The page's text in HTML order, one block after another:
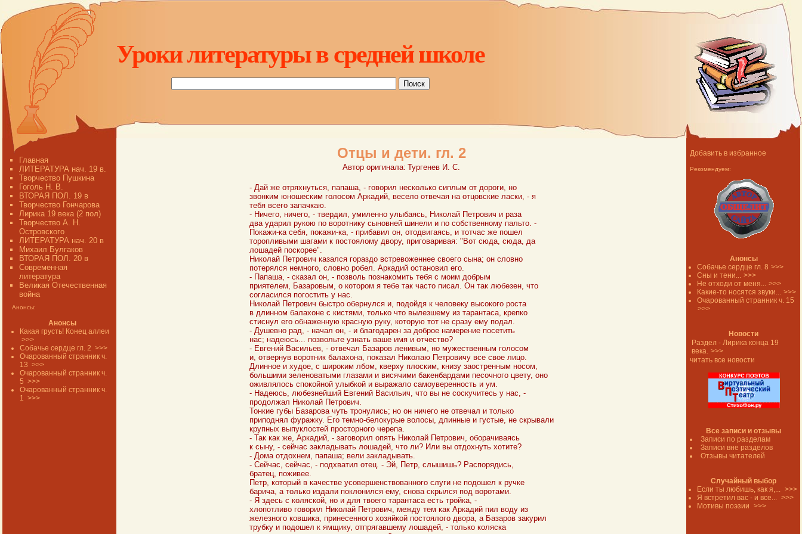
Уроки литературы в средней школе
Добавить в избранное
Рекомендуем:
Анонсы
Собачье сердце гл. 8 >>>
Сны и тени... >>>
Не отходи от меня... >>>
Какие-то носятся звуки... >>>
Очарованный странник ч. 15
>>>
Новости
Раздел - Лирика конца 19
века. >>>
читать все новости
Все записи и отзывы
Записи по разделам
Записи вне разделов
Отзывы читателей
Случайный выбор
Если ты любишь, как я,... >>>
Я встретил вас - и все... >>>
Мотивы поэзии >>>
Главная
ЛИТЕРАТУРА нач. 19 в.
Творчество Пушкина
Гоголь Н. В.
ВТОРАЯ ПОЛ. 19 в
Творчество Гончарова
Лирика 19 века (2 пол)
Творчество А. Н.
Островского
ЛИТЕРАТУРА нач. 20 в
Михаил Булгаков
ВТОРАЯ ПОЛ. 20 в
Современная
литература
Великая Отечественная
война
Анонсы:
Анонсы
Какая грусть! Конец аллеи
>>>
Собачье сердце гл. 2 >>>
Очарованный странник ч.
13 >>>
Очарованный странник ч.
5 >>>
Очарованный странник ч.
1 >>>
Отцы и дети. гл. 2
Автор оригинала: Тургенев И. С.
- Дай же отряхнуться, папаша, - говорил несколько сиплым от дороги, но
звонким юношеским голосом Аркадий, весело отвечая на отцовские ласки, - я
тебя всего запачкаю.
- Ничего, ничего, - твердил, умиленно улыбаясь, Николай Петрович и раза
два ударил рукою по воротнику сыновней шинели и по собственному пальто. -
Покажи-ка себя, покажи-ка, - прибавил он, отодвигаясь, и тотчас же пошел
торопливыми шагами к постоялому двору, приговаривая: "Вот сюда, сюда, да
лошадей поскорее".
Николай Петрович казался гораздо встревоженнее своего сына; он словно
потерялся немного, словно робел. Аркадий остановил его.
- Папаша, - сказал он, - позволь познакомить тебя с моим добрым
приятелем, Базаровым, о котором я тебе так часто писал. Он так любезен, что
согласился погостить у нас.
Николай Петрович быстро обернулся и, подойдя к человеку высокого роста
в длинном балахоне с кистями, только что вылезшему из тарантаса, крепко
стиснул его обнаженную красную руку, которую тот не сразу ему подал.
- Душевно рад, - начал он, - и благодарен за доброе намерение посетить
нас; надеюсь... позвольте узнать ваше имя и отчество?
- Евгений Васильев, - отвечал Базаров ленивым, но мужественным голосом
и, отвернув воротник балахона, показал Николаю Петровичу все свое лицо.
Длинное и худое, с широким лбом, кверху плоским, книзу заостренным носом,
большими зеленоватыми глазами и висячими бакенбардами песочного цвету, оно
оживлялось спокойной улыбкой и выражало самоуверенность и ум.
- Надеюсь, любезнейший Евгений Васильич, что вы не соскучитесь у нас, -
продолжал Николай Петрович.
Тонкие губы Базарова чуть тронулись; но он ничего не отвечал и только
приподнял фуражку. Его темно-белокурые волосы, длинные и густые, не скрывали
крупных выпуклостей просторного черепа.
- Так как же, Аркадий, - заговорил опять Николай Петрович, оборачиваясь
к сыну, - сейчас закладывать лошадей, что ли? Или вы отдохнуть хотите?
- Дома отдохнем, папаша; вели закладывать.
- Сейчас, сейчас, - подхватил отец. - Эй, Петр, слышишь? Распорядись,
братец, поживее.
Петр, который в качестве усовершенствованного слуги не подошел к ручке
барича, а только издали поклонился ему, снова скрылся под воротами.
- Я здесь с коляской, но и для твоего тарантаса есть тройка, -
хлопотливо говорил Николай Петрович, между тем как Аркадий пил воду из
железного ковшика, принесенного хозяйкой постоялого двора, а Базаров закурил
трубку и подошел к ямщику, отпрягавшему лошадей, - только коляска